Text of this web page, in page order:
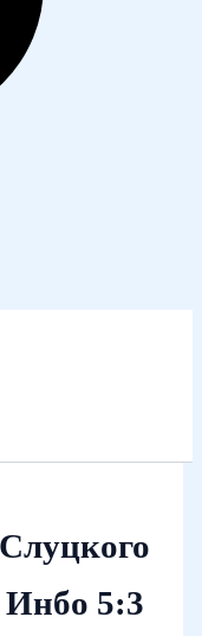
Инбо 5:3